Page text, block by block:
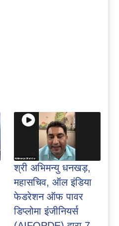
श्री अभिमन्यु धनखड़,
महासचिव, ऑल इंडिया
फेडरेशन ऑफ पावर
डिप्लोमा इंजीनियर्स